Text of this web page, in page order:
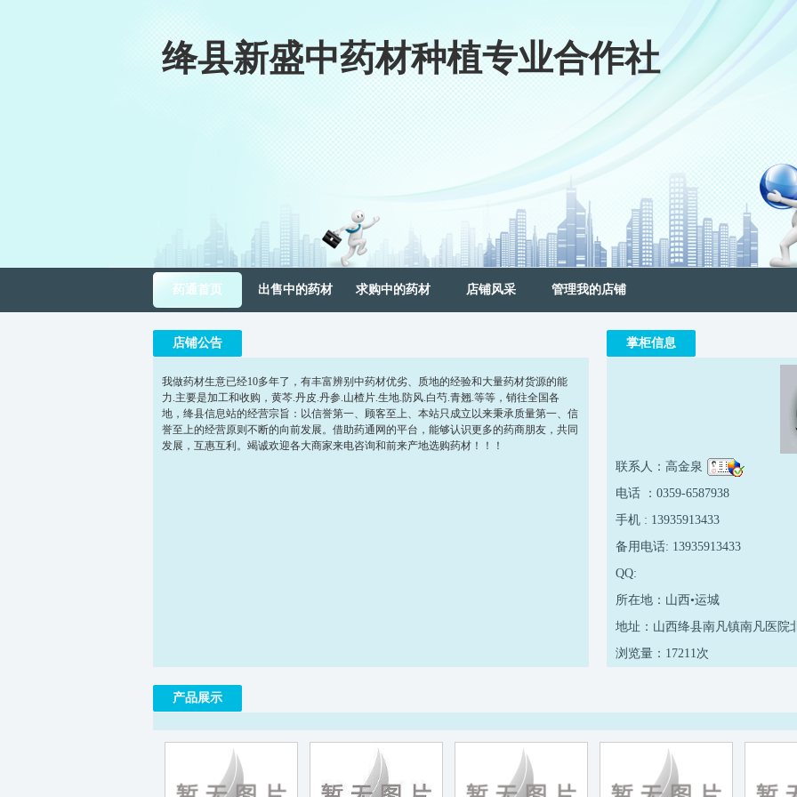
绛县新盛中药材种植专业合作社
药通首页 出售中的药材 求购中的药材 店铺风采 管理我的店铺
店铺公告
我做药材生意已经10多年了，有丰富辨别中药材优劣、质地的经验和大量药材货源的能
力.主要是加工和收购，黄芩.丹皮.丹参.山楂片.生地.防风.白芍.青翘.等等，销往全国各
地，绛县信息站的经营宗旨：以信誉第一、顾客至上、本站只成立以来秉承质量第一、信
誉至上的经营原则不断的向前发展。借助药通网的平台，能够认识更多的药商朋友，共同
发展，互惠互利。竭诚欢迎各大商家来电咨询和前来产地选购药材！！！
掌柜信息
联系人：高金泉
电话 ：0359-6587938
手机 : 13935913433
备用电话: 13935913433
QQ:
所在地：山西•运城
地址：山西绛县南凡镇南凡医院
浏览量：17211次
产品展示